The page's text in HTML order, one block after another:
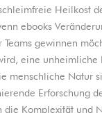
Heilkost
ebooks
gewinnen
eine unheimliche
menschliche Natur
Erforschung
die Komplexität und